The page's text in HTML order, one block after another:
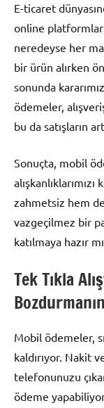
E-ticaret
online
neredeyse her
bir ürün alırken
sonunda
ödemeler,
bu da satışların
Sonuçta, mobil
zahmetsiz hem
vazgeçilmez bir
katılmaya hazır
Tek Tıkla
Mobil ödemeler,
kaldırıyor. Nakit
telefonunuzu
ödeme